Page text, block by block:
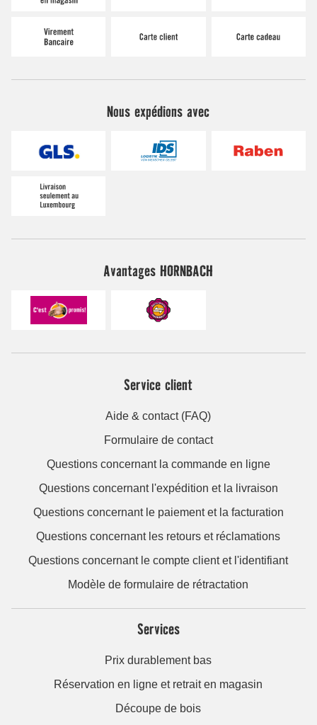
Nous expédions avec
Avantages HORNBACH
Service client
Aide & contact (FAQ)
Formulaire de contact
Questions concernant la commande en ligne
Questions concernant l'expédition et la livraison
Questions concernant le paiement et la facturation
Questions concernant les retours et réclamations
Questions concernant le compte client et l'identifiant
Modèle de formulaire de rétractation
Services
Prix durablement bas
Réservation en ligne et retrait en magasin
Découpe de bois